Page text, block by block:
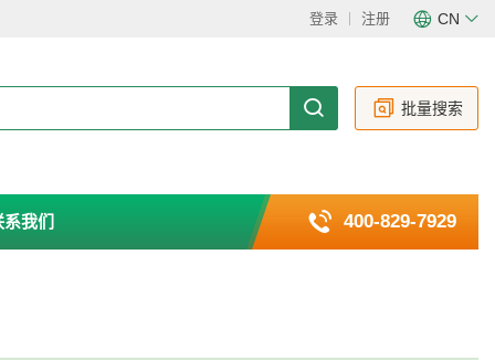
登录 注册 CN
EN
批量搜索
系我们 400-829-7929